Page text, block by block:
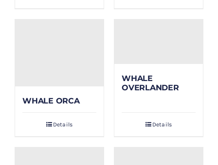
WHALE ORCA
Details
WHALE
OVERLANDER
Details